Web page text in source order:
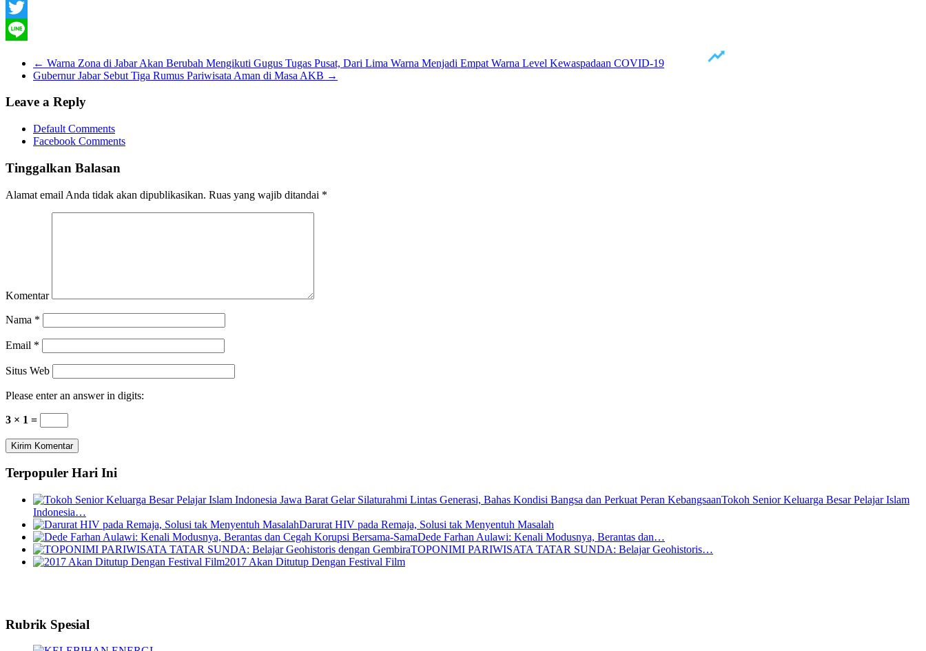
Facebook
Twitter
← Warna Zona di Jabar Akan Berubah Mengikuti Gugus Tugas Pusat, Dari Lima Warna Menjadi Empat Warna Level Kewaspadaan COVID-19
Gubernur Jabar Sebut Tiga Rumus Pariwisata Aman di Masa AKB →
Leave a Reply
Default Comments
Facebook Comments
Tinggalkan Balasan
Alamat email Anda tidak akan dipublikasikan. Ruas yang wajib ditandai *
Komentar
Nama *
Email *
Situs Web
Please enter an answer in digits:
3 × 1 =
Terpopuler Hari Ini
Tokoh Senior Keluarga Besar Pelajar Islam
Indonesia…
Darurat HIV pada Remaja, Solusi tak Menyentuh Masalah
Dede Farhan Aulawi: Kenali Modusnya, Berantas dan…
TOPONIMI PARIWISATA TATAR SUNDA: Belajar Geohistoris…
2017 Akan Ditutup Dengan Festival Film
Rubrik Spesial